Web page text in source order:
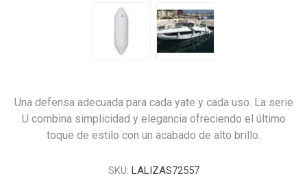
Una defensa adecuada para cada yate y cada uso. La serie
U combina simplicidad y elegancia ofreciendo el último
toque de estilo con un acabado de alto brillo.
SKU: LALIZAS72557